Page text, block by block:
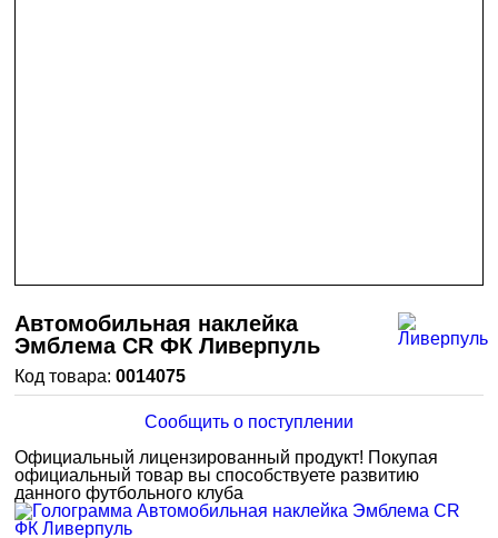
Автомобильная наклейка
Эмблема CR ФК Ливерпуль
0014075
Сообщить о поступлении
Официальный лицензированный продукт! Покупая
официальный товар вы способствуете развитию
данного футбольного клуба